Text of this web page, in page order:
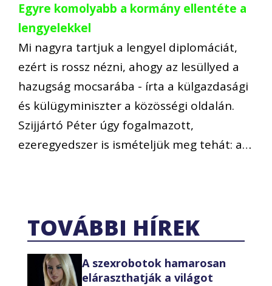
Egyre komolyabb a kormány ellentéte a
lengyelekkel
Mi nagyra tartjuk a lengyel diplomáciát,
ezért is rossz nézni, ahogy az lesüllyed a
hazugság mocsarába - írta a külgazdasági
és külügyminiszter a közösségi oldalán.
Szijjártó Péter úgy fogalmazott,
ezeregyedszer is ismételjük meg tehát: a…
TOVÁBBI HÍREK
A szexrobotok hamarosan
eláraszthatják a világot